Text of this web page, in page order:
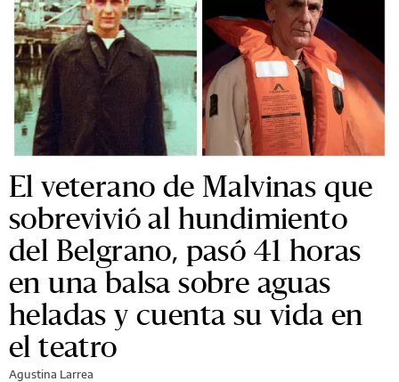
El veterano de Malvinas que
sobrevivió al hundimiento
del Belgrano, pasó 41 horas
en una balsa sobre aguas
heladas y cuenta su vida en
el teatro
Agustina Larrea